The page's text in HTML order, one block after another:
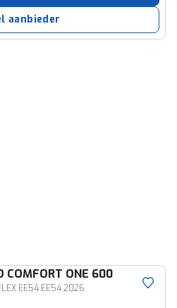
aanbieder
COMFORT ONE 600
EE54 EE54 2026